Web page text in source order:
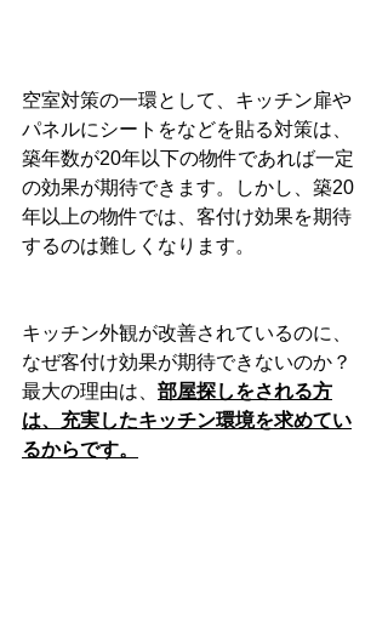
空室対策の一環として、キッチン扉や
パネルにシートをなどを貼る対策は、
築年数が20年以下の物件であれば一定
の効果が期待できます。しかし、築20
年以上の物件では、客付け効果を期待
するのは難しくなります。
キッチン外観が改善されているのに、
なぜ客付け効果が期待できないのか？
最大の理由は、 部屋探しをされる方
は、充実したキッチン環境を求めてい
るからです。